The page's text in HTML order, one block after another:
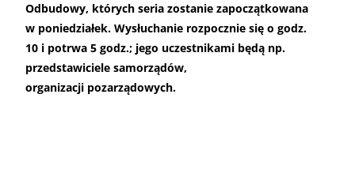
Odbudowy, których seria zostanie zapoczątkowana
w poniedziałek. Wysłuchanie rozpocznie się o godz.
10 i potrwa 5 godz.; jego uczestnikami będą np.
przedstawiciele samorządów,
organizacji pozarządowych.